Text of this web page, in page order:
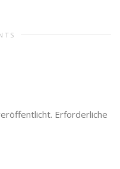
Erforderliche